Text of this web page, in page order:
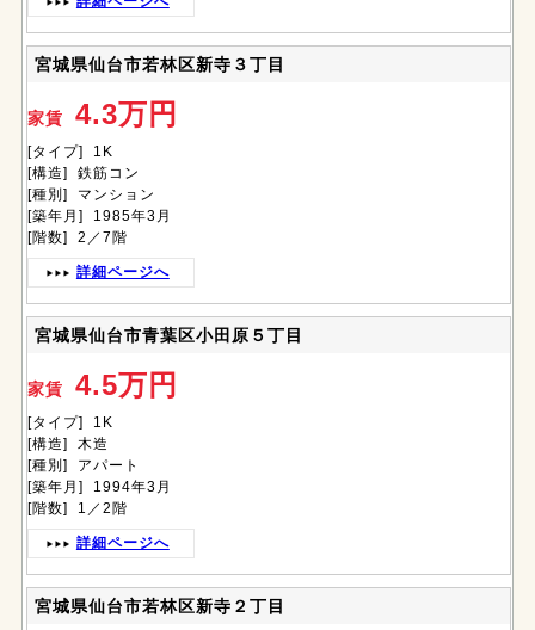
宮城県仙台市若林区新寺３丁目
家賃 4.3万円
[タイプ] 1K
[構造] 鉄筋コン
[種別] マンション
[築年月] 1985年3月
[階数] 2／7階
詳細ページへ
宮城県仙台市青葉区小田原５丁目
家賃 4.5万円
[タイプ] 1K
[構造] 木造
[種別] アパート
[築年月] 1994年3月
[階数] 1／2階
詳細ページへ
宮城県仙台市若林区新寺２丁目